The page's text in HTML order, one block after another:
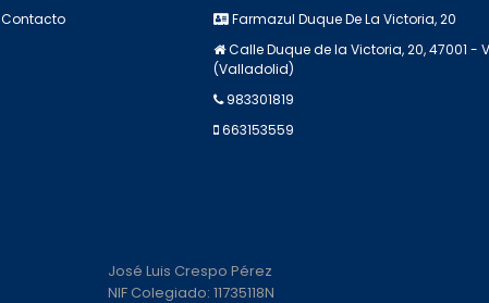
Contacto
Farmazul Duque De La Victoria, 20
Calle Duque de la Victoria, 20, 47001 -
(Valladolid)
983301819
663153559
José Luis Crespo Pérez
NIF Colegiado: 11735118N